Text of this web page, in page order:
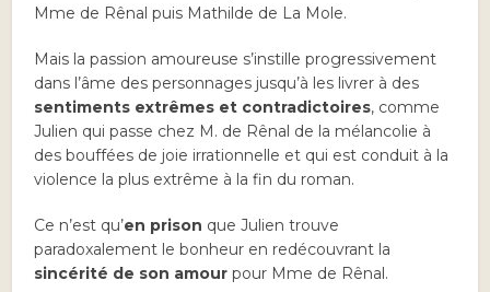
Mme de Rênal puis Mathilde de La Mole.
Mais la passion amoureuse s’instille progressivement
dans l’âme des personnages jusqu’à les livrer à des
sentiments extrêmes et contradictoires, comme
Julien qui passe chez M. de Rênal de la mélancolie à
des bouffées de joie irrationnelle et qui est conduit à la
violence la plus extrême à la fin du roman.
Ce n’est qu’en prison que Julien trouve
paradoxalement le bonheur en redécouvrant la
sincérité de son amour pour Mme de Rênal.